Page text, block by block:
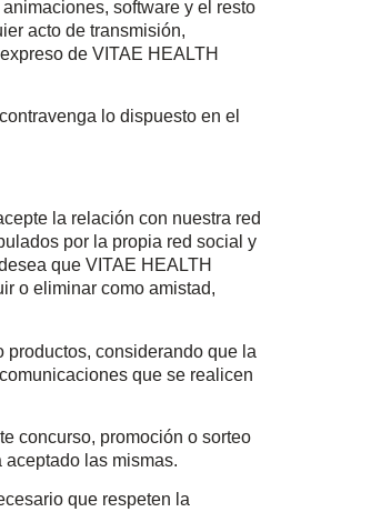
software y el resto
acto de transmisión,
de VITAE HEALTH
lo dispuesto en el
la relación con nuestra red
por la propia red social y
que VITAE HEALTH
o eliminar como amistad,
productos, considerando que la
que se realicen
concurso, promoción o sorteo
las mismas.
que respeten la